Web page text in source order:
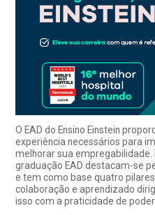
O EAD do Ensino Einstein
experiência necessários para
melhorar sua empregabilidade.
graduação EAD destacam-se
e tem como base quatro
colaboração e aprendizado
isso com a praticidade de